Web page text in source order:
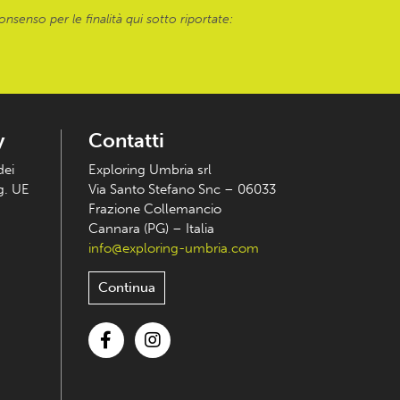
per le finalità qui sotto riportate:
UE
Contatti
Exploring Umbria srl
Via Santo Stefano Snc – 06033
Frazione Collemancio
Cannara (PG) – Italia
info@exploring-umbria.com
Continua